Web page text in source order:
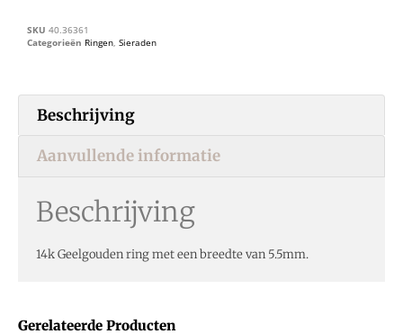
Gerelateerde Producten
SKU 40.36361
Categorieën Ringen, Sieraden
Beschrijving
Aanvullende informatie
Beschrijving
14k Geelgouden ring met een breedte van 5.5mm.